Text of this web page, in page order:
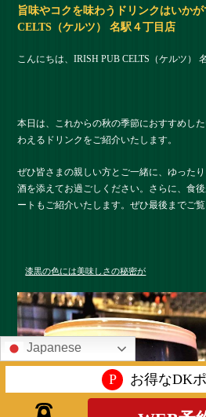
旨味やコクを味わうドリンクはいか
CELTS（ケルツ） 名駅４丁目店
こんにちは、IRISH PUB CELTS（ケルツ）
本日は、これからの秋の季節におすすめし
わえるドリンクをご紹介いたします。
ぜひ皆さまの親しい方とご一緒に、ゆった
酒を添えてお過ごしください。さらに、食
ートもご紹介いたします。ぜひ最後までご覧
漆黒の色には美味しさの秘密が
Japanese
P お得なDK